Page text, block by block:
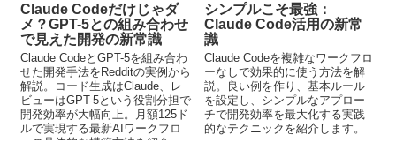
Claude Codeだけじゃダ
メ？GPT-5との組み合わせ
で見えた開発の新常識
Claude CodeとGPT-5を組み合わ
せた開発手法をRedditの実例から
解説。コード生成はClaude、レ
ビューはGPT-5という役割分担で
開発効率が大幅向上。月額125ド
ルで実現する最新AIワークフロ
ーの具体的な構築方法を紹介。
シンプルこそ最強：
Claude Code活用の新常
識
Claude Codeを複雑なワークフロ
ーなしで効果的に使う方法を解
説。良い例を作り、基本ルール
を設定し、シンプルなアプロー
チで開発効率を最大化する実践
的なテクニックを紹介します。